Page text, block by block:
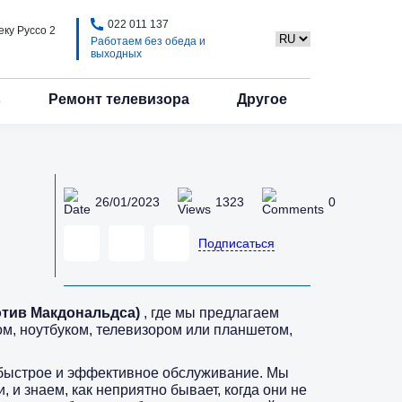
Руссо 2
022 011 137
Работаем без обеда и
выходных
Ремонт телевизора Другое
26/01/2023 1323 0
Подписаться
Макдональдса) , где мы предлагаем
ноутбуком, телевизором или планшетом,
и эффективное обслуживание. Мы
знаем, как неприятно бывает, когда они не